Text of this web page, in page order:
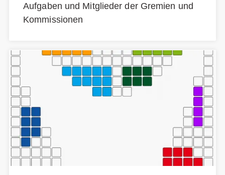
Aufgaben und Mitglieder der Gremien und
Kommissionen